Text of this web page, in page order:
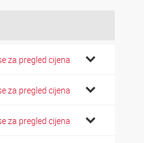
za pregled cijena
za pregled cijena
za pregled cijena